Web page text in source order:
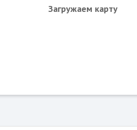
Загружаем карту